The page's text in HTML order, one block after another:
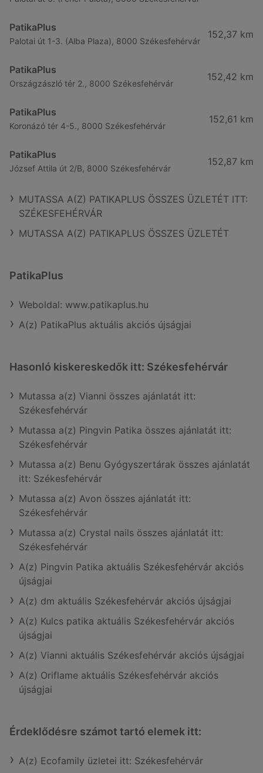
PatikaPlus
Palotai út 1-3. (Alba Plaza), 8000 Székesfehérvár
152,37 km
PatikaPlus
Országzászló tér 2., 8000 Székesfehérvár
152,42 km
PatikaPlus
Koronázó tér 4-5., 8000 Székesfehérvár
152,61 km
PatikaPlus
József Attila út 2/B, 8000 Székesfehérvár
152,87 km
MUTASSA A(Z) PATIKAPLUS ÖSSZES ÜZLETÉT ITT:
SZÉKESFEHÉRVÁR
MUTASSA A(Z) PATIKAPLUS ÖSSZES ÜZLETÉT
PatikaPlus
Weboldal: www.patikaplus.hu
A(z) PatikaPlus aktuális akciós újságjai
Hasonló kiskereskedők itt: Székesfehérvár
Mutassa a(z) Vianni összes ajánlatát itt:
Székesfehérvár
Mutassa a(z) Pingvin Patika összes ajánlatát itt:
Székesfehérvár
Mutassa a(z) Benu Gyógyszertárak összes ajánlatát
itt: Székesfehérvár
Mutassa a(z) Avon összes ajánlatát itt:
Székesfehérvár
Mutassa a(z) Crystal nails összes ajánlatát itt:
Székesfehérvár
A(z) Pingvin Patika aktuális Székesfehérvár akciós
újságjai
A(z) dm aktuális Székesfehérvár akciós újságjai
A(z) Kulcs patika aktuális Székesfehérvár akciós
újságjai
A(z) Vianni aktuális Székesfehérvár akciós újságjai
A(z) Oriflame aktuális Székesfehérvár akciós
újságjai
Érdeklődésre számot tartó elemek itt:
A(z) Ecofamily üzletei itt: Székesfehérvár